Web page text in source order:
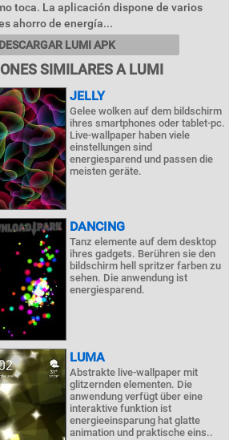
toca. La aplicación dispone de varios
ahorro de energía...
LUMI APK
SIMILARES A LUMI
JELLY
Gelee wolken auf dem bildschirm
ihres smartphones oder tablet-pc.
Live-wallpaper haben viele
einstellungen sind
energiesparend und passen die
meisten geräte.
DANCING
Tanz elemente auf dem desktop
ihres gadgets. Berühren sie den
bildschirm hell spritzer farben zu
sehen. Die anwendung ist
energiesparend.
LUMA
Abstrakte live-wallpaper mit
glitzernden elementen. Die
anwendung verfügt über eine
interaktive funktion ist
energieeinsparung hat glatte
animation und praktische eins..